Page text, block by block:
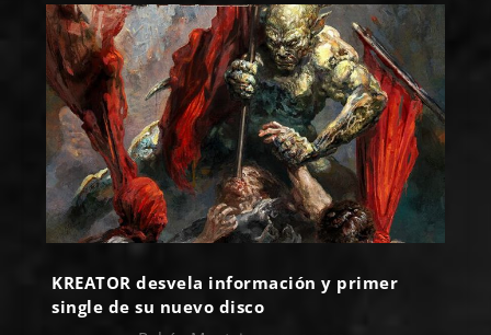
KREATOR desvela información y primer
single de su nuevo disco